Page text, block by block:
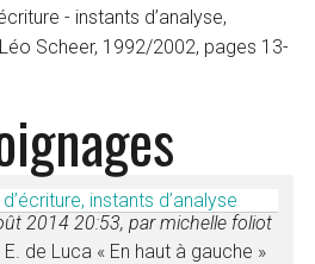
- instants d’analyse,
Scheer, 1992/2002, pages 13-
instants d’analyse
2014 20:53, par michelle foliot
de Luca « En haut à gauche »